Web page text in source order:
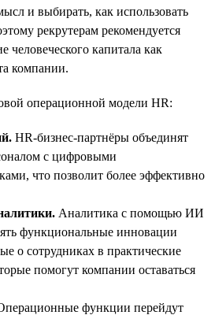
и выбирать, как использовать
рекрутерам рекомендуется
человеческого капитала как
компании.
операционной модели HR:
HR-бизнес-партнёры объединят
с цифровыми
что позволит более эффективно
Аналитика с помощью ИИ
функциональные инновации
о сотрудниках в практические
помогут компании оставаться
функции перейдут